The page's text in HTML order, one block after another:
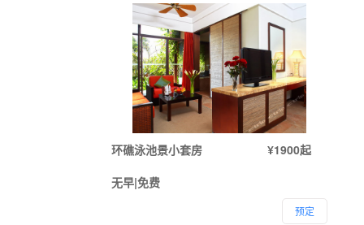
环礁泳池景小套房
¥1900起
无早|免费
预定